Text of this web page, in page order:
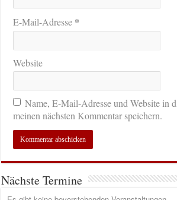
E-Mail-Adresse *
Website
Name, E-Mail-Adresse und Website in
meinen nächsten Kommentar speichern.
Nächste Termine